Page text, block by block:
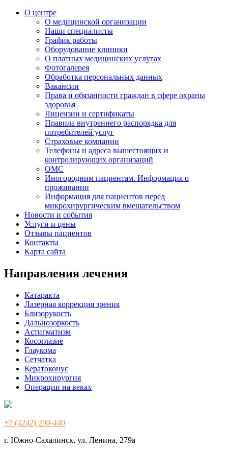
О центре
О медицинской организации
Наши специалисты
График работы
Оборудование клиники
О платных медицинских услугах
Фотогалерея
Обработка персональных данных
Вакансии
Права и обязанности граждан в сфере охраны
здоровья
Лицензии и сертификаты
Правила внутреннего распорядка для
потребителей услуг
Страховые компании
Телефоны и адреса вышестоящих и
контролирующих организаций
ОМС
Иногородним пациентам. Информация о
проживании
Информация для пациентов перед
микрохирургическим вмешательством
Новости и события
Услуги и цены
Отзывы пациентов
Контакты
Карта сайта
Направления лечения
Катаракта
Лазерная коррекция зрения
Близорукость
Дальнозоркость
Астигматизм
Косоглазие
Глаукома
Сетчатка
Кератоконус
Микрохирургия
Операции на веках
+7 (4242) 290-440
г. Южно-Сахалинск, ул. Ленина, 279а